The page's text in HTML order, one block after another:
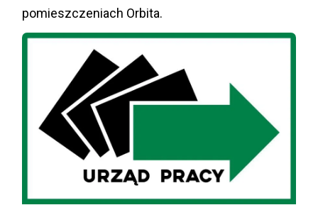
pomieszczeniach Orbita.